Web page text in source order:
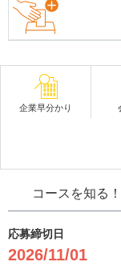
企業早分かり
コースを知る
応募締切日
2026/11/01